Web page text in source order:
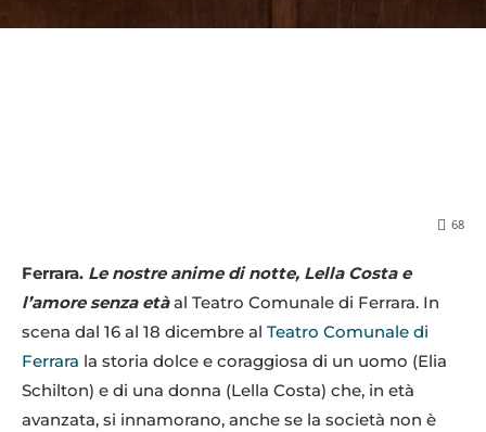
68
Ferrara. Le nostre anime di notte, Lella Costa e
l’amore senza etàal Teatro Comunale di Ferrara. In
scena dal 16 al 18 dicembre al Teatro Comunale di
Ferrara la storia dolce e coraggiosa di un uomo (Elia
Schilton) e di una donna (Lella Costa) che, in età
avanzata, si innamorano, anche se la società non è